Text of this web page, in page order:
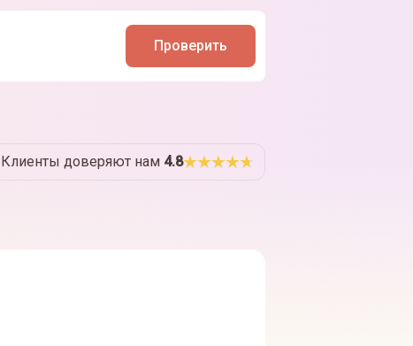
Проверить
Клиенты доверяют нам 4.8